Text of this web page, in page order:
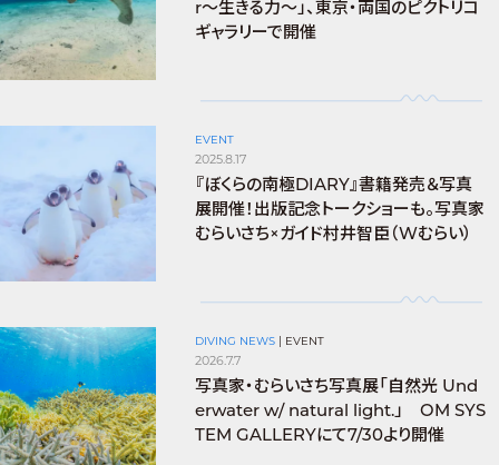
r〜生きる力〜」、東京・両国のピクトリコ
ギャラリーで開催
EVENT
2025.8.17
『ぼくらの南極DIARY』書籍発売＆写真
展開催！出版記念トークショーも。写真家
むらいさち×ガイド村井智臣（Wむらい）
DIVING NEWS EVENT
2026.7.7
写真家・むらいさち写真展「自然光 Und
erwater w/ natural light.」 OM SYS
TEM GALLERYにて7/30より開催